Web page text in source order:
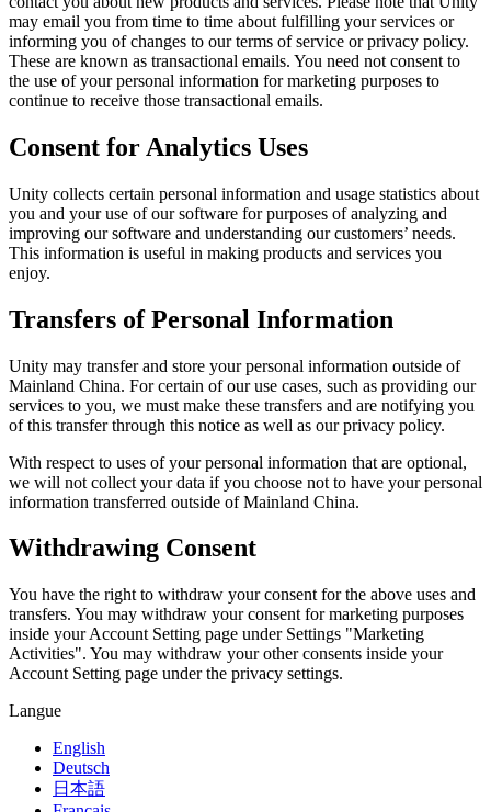
LiveOps
Informations post-lancement et opérations de jeu en direct
Développez
Faites-vous découvrir et acquérez des utilisateurs mobiles
Achats intégrés
Gérer IAP entre les magasins et D2C
Monétisation
Connectez les joueurs avec les bons jeux
Cas d’utilisation
Jeux mobiles
Créez et développez des succès mobiles avec Unity
Jeux indépendants
Lancez de grands jeux avec de petites équipes
Jeux XR
Simplifiez le développement de jeux multijoueurs
Distribution
Transformer les expériences en magasin en expériences en ligne
Automobile
Voir toutes les industries
Informations
Études de cas
Histoires de succès dans le monde réel
Conseils et astuces d'experts
Démos
Démos, échantillons et éléments de base
Toutes les ressources
Nouveautés
Mises à jour, informations et conseils techniques
Actualités
Actualités, histoires et centre de presse
Rejoignez les développeurs, créateurs et initiés
Unity Awards
Célébration des créateurs Unity dans le monde entier
Guides pratiques
Conseils pratiques et meilleures pratiques
Formation
Démarrez votre carrière
Pour les enseignants
Boostez votre enseignement
Licence d'enseignement subventionnée
Apportez la puissance de Unity à votre institution
Certifications
may email you from time to time about fulfilling your services or
informing you of changes to our terms of service or privacy policy.
These are known as transactional emails. You need not consent to
the use of your personal information for marketing purposes to
continue to receive those transactional emails.
Consent for Analytics Uses
Unity collects certain personal information and usage statistics about
you and your use of our software for purposes of analyzing and
improving our software and understanding our customers’ needs.
This information is useful in making products and services you
enjoy.
Transfers of Personal Information
Unity may transfer and store your personal information outside of
Mainland China. For certain of our use cases, such as providing our
services to you, we must make these transfers and are notifying you
of this transfer through this notice as well as our privacy policy.
With respect to uses of your personal information that are optional,
we will not collect your data if you choose not to have your personal
information transferred outside of Mainland China.
Withdrawing Consent
You have the right to withdraw your consent for the above uses and
transfers. You may withdraw your consent for marketing purposes
inside your Account Setting page under Settings "Marketing
Activities". You may withdraw your other consents inside your
Account Setting page under the privacy settings.
Langue
English
Deutsch
日本語